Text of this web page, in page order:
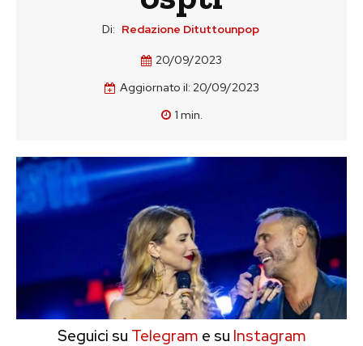
Di: Redazione Dituttounpop
20/09/2023
Aggiornato il: 20/09/2023
1 min.
Seguici su Telegram e su Instagram